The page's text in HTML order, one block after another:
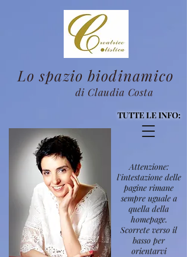
di Claudia Costa
Lo spazio biodinamico
TUTTE LE INFO:
Attenzione:
l'intestazione delle
pagine rimane
sempre uguale a
quella della
homepage.
Scorrete verso il
basso per
orientarvi